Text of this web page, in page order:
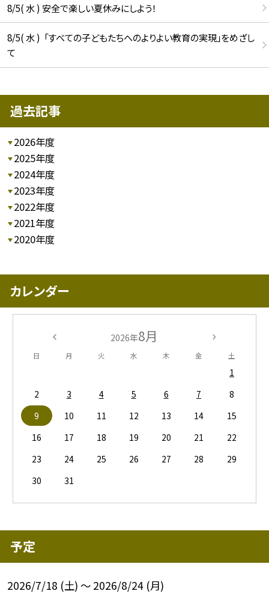
8/5( 水 ) 安全で楽しい夏休みにしよう！
8/5( 水 ) 「すべての子どもたちへのよりよい教育の実現」をめざし
て
過去記事
2026年度
2025年度
2024年度
2023年度
2022年度
2021年度
2020年度
カレンダー
2026年8月
日 月 火 水 木 金 土
1
2
3 4 5 6 7
8
9
10 11 12 13 14
15
16
17 18 19 20 21
22
23
24 25 26 27 28
29
30
31
予定
2026/7/18 (土) ～ 2026/8/24 (月)